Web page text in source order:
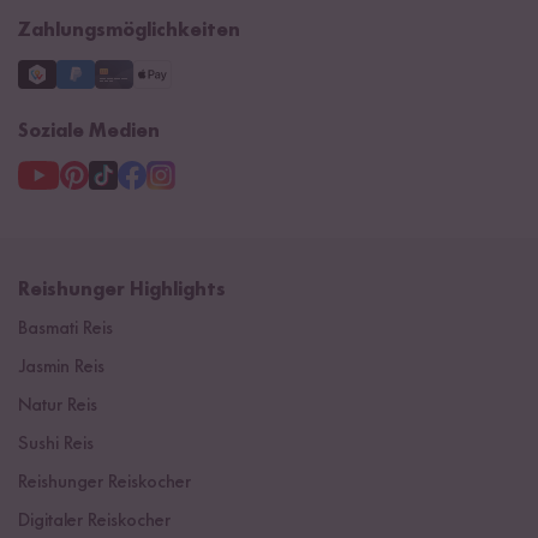
Zahlungsmöglichkeiten
Soziale Medien
Reishunger Highlights
Basmati Reis
Jasmin Reis
Natur Reis
Sushi Reis
Reishunger Reiskocher
Digitaler Reiskocher